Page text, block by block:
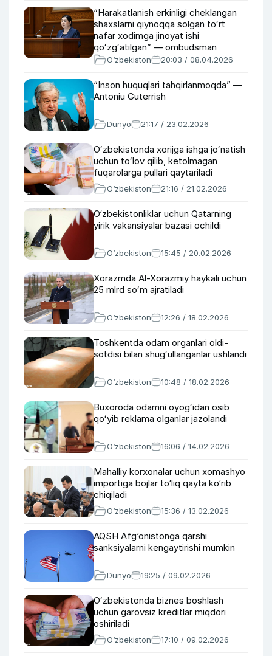
“Harakatlanish erkinligi cheklangan
shaxslarni qiynoqqa solgan toʻrt
nafar xodimga jinoyat ishi
qoʻzgʻatilgan” — ombudsman
O‘zbekiston 20:03 / 08.04.2026
“Inson huquqlari tahqirlanmoqda” —
Antoniu Guterrish
Dunyo 21:17 / 23.02.2026
Oʻzbekistonda xorijga ishga joʻnatish
uchun toʻlov qilib, ketolmagan
fuqarolarga pullari qaytariladi
O‘zbekiston 21:16 / 21.02.2026
O‘zbekistonliklar uchun Qatarning
yirik vakansiyalar bazasi ochildi
O‘zbekiston 15:45 / 20.02.2026
Xorazmda Al-Xorazmiy haykali uchun
25 mlrd soʻm ajratiladi
O‘zbekiston 12:26 / 18.02.2026
Toshkentda odam organlari oldi-
sotdisi bilan shugʻullanganlar ushlandi
O‘zbekiston 10:48 / 18.02.2026
Buxoroda odamni oyogʻidan osib
qoʻyib reklama olganlar jazolandi
O‘zbekiston 16:06 / 14.02.2026
Mahalliy korxonalar uchun xomashyo
importiga bojlar to‘liq qayta ko‘rib
chiqiladi
O‘zbekiston 15:36 / 13.02.2026
AQSH Afg‘onistonga qarshi
sanksiyalarni kengaytirishi mumkin
Dunyo 19:25 / 09.02.2026
Oʻzbekistonda biznes boshlash
uchun garovsiz kreditlar miqdori
oshiriladi
O‘zbekiston 17:10 / 09.02.2026